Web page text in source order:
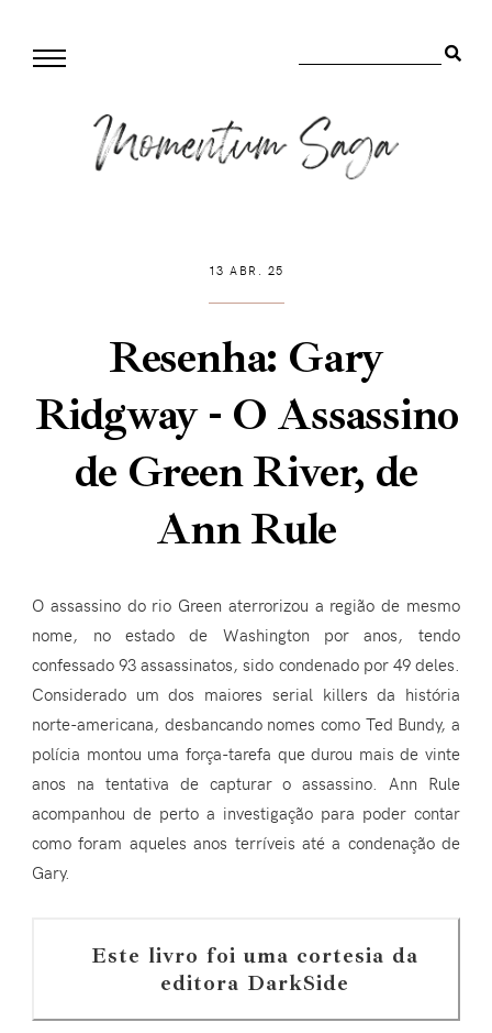
13 ABR. 25
Resenha: Gary
Ridgway - O Assassino
de Green River, de
Ann Rule
O assassino do rio Green aterrorizou a região de mesmo
nome, no estado de Washington por anos, tendo
confessado 93 assassinatos, sido condenado por 49 deles.
Considerado um dos maiores serial killers da história
norte-americana, desbancando nomes como Ted Bundy, a
polícia montou uma força-tarefa que durou mais de vinte
anos na tentativa de capturar o assassino. Ann Rule
acompanhou de perto a investigação para poder contar
como foram aqueles anos terríveis até a condenação de
Gary.
Este livro foi uma cortesia da
editora DarkSide